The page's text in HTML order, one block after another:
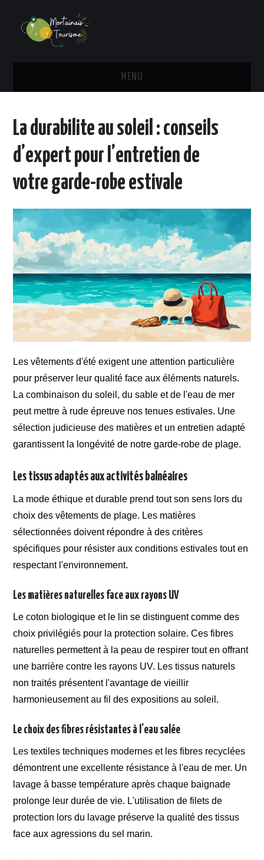
MENU
HÉBERGEMENT
ADMINISTRATIF
ACTIVITÉS
VOYAGE
La durabilite au soleil : conseils
d’expert pour l’entretien de
votre garde-robe estivale
Les vêtements d'été exigent une attention particulière
pour préserver leur qualité face aux éléments naturels.
La combinaison du soleil, du sable et de l'eau de mer
peut mettre à rude épreuve nos tenues estivales. Une
sélection judicieuse des matières et un entretien adapté
garantissent la longévité de notre garde-robe de plage.
Les tissus adaptés aux activités balnéaires
La mode éthique et durable prend tout son sens lors du
choix des vêtements de plage. Les matières
sélectionnées doivent répondre à des critères
spécifiques pour résister aux conditions estivales tout en
respectant l'environnement.
Les matières naturelles face aux rayons UV
Le coton biologique et le lin se distinguent comme des
choix privilégiés pour la protection solaire. Ces fibres
naturelles permettent à la peau de respirer tout en offrant
une barrière contre les rayons UV. Les tissus naturels
non traités présentent l'avantage de vieillir
harmonieusement au fil des expositions au soleil.
Le choix des fibres résistantes à l'eau salée
Les textiles techniques modernes et les fibres recyclées
démontrent une excellente résistance à l'eau de mer. Un
lavage à basse température après chaque baignade
prolonge leur durée de vie. L'utilisation de filets de
protection lors du lavage préserve la qualité des tissus
face aux agressions du sel marin.